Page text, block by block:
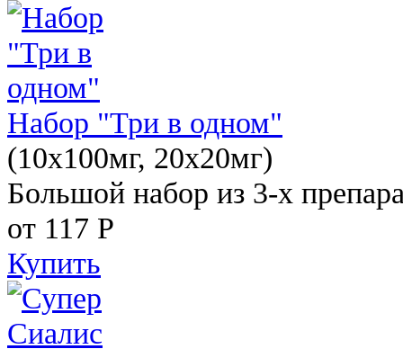
Набор "Три в одном"
(10x100мг, 20x20мг)
Большой набор из 3-х
от 117 Р
Купить